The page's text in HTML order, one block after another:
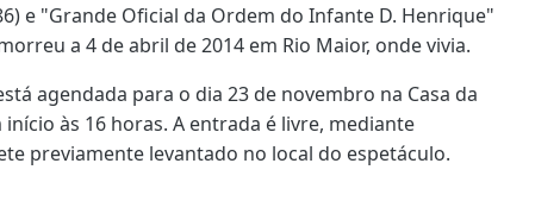
e "Grande Oficial da Ordem do Infante D. Henrique"
a 4 de abril de 2014 em Rio Maior, onde vivia.
agendada para o dia 23 de novembro na Casa da
às 16 horas. A entrada é livre, mediante
previamente levantado no local do espetáculo.